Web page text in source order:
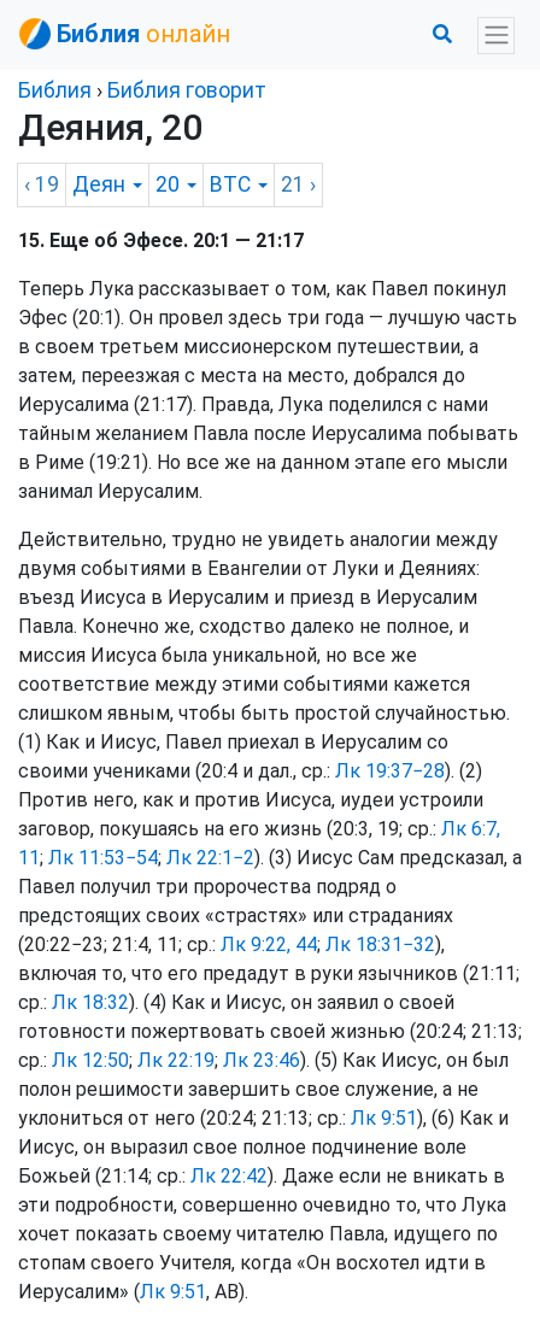
Библия онлайн
Библия › Библия говорит
Деяния, 20
‹ 19 Деян 20 BTC 21 ›
15. Еще об Эфесе. 20:1 — 21:17
Теперь Лука рассказывает о том, как Павел покинул
Эфес (20:1). Он провел здесь три года — лучшую часть
в своем третьем миссионерском путешествии, а
затем, переезжая с места на место, добрался до
Иерусалима (21:17). Правда, Лука поделился с нами
тайным желанием Павла после Иерусалима побывать
в Риме (19:21). Но все же на данном этапе его мысли
занимал Иерусалим.
Действительно, трудно не увидеть аналогии между
двумя событиями в Евангелии от Луки и Деяниях:
въезд Иисуса в Иерусалим и приезд в Иерусалим
Павла. Конечно же, сходство далеко не полное, и
миссия Иисуса была уникальной, но все же
соответствие между этими событиями кажется
слишком явным, чтобы быть простой случайностью.
(1) Как и Иисус, Павел приехал в Иерусалим со
своими учениками (20:4 и дал., ср.: Лк 19:37−28). (2)
Против него, как и против Иисуса, иудеи устроили
заговор, покушаясь на его жизнь (20:3, 19; ср.: Лк 6:7,
11; Лк 11:53−54; Лк 22:1−2). (3) Иисус Сам предсказал, а
Павел получил три пророчества подряд о
предстоящих своих «страстях» или страданиях
(20:22−23; 21:4, 11; ср.: Лк 9:22, 44; Лк 18:31−32),
включая то, что его предадут в руки язычников (21:11;
ср.: Лк 18:32). (4) Как и Иисус, он заявил о своей
готовности пожертвовать своей жизнью (20:24; 21:13;
ср.: Лк 12:50; Лк 22:19; Лк 23:46). (5) Как Иисус, он был
полон решимости завершить свое служение, а не
уклониться от него (20:24; 21:13; ср.: Лк 9:51), (6) Как и
Иисус, он выразил свое полное подчинение воле
Божьей (21:14; ср.: Лк 22:42). Даже если не вникать в
эти подробности, совершенно очевидно то, что Лука
хочет показать своему читателю Павла, идущего по
стопам своего Учителя, когда «Он восхотел идти в
Иерусалим» (Лк 9:51, АВ).